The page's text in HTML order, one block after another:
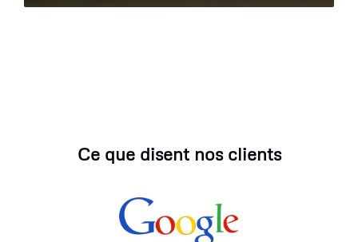
Ce que disent nos clients